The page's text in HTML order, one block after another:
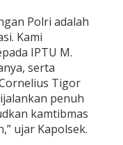
Polri adalah
Kami
IPTU M.
serta
Tigor
penuh
kamtibmas
ujar Kapolsek.